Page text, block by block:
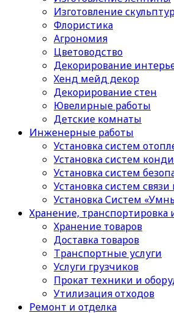
Изготовление
Флористика
Агрономия
Цветоводство
Декорирование
Хенд мейд декор
Декорирование стен
Ювелирные работы
Детские комнаты
Инженерные работы
Установка систем
Установка систем
Установка систем
Установка систем
Установка Систем
Хранение, транспортировка
Хранение товаров
Доставка товаров
Транспортные услуги
Услуги грузчиков
Прокат техники и
Утилизация отходов
Ремонт и отделка